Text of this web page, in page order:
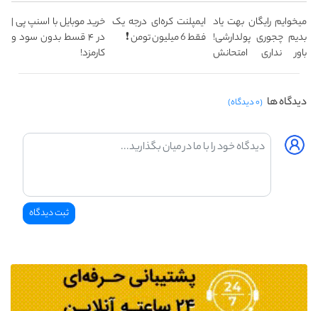
میخوایم رایگان بهت یاد
بدیم چجوری پولدارشی!
باور نداری امتحانش
مجانیه
ایمپلنت کره‌ای درجه یک
فقط 6 میلیون تومن ❗
خرید موبایل با اسنپ پی |
در ۴ قسط بدون سود و
کارمزد!
دیدگاه ها (۰ دیدگاه)